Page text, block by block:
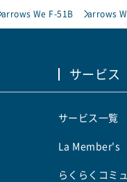
arrows We F-51B arrows
サービス
サービス一覧
La Member's
らくらくコミ